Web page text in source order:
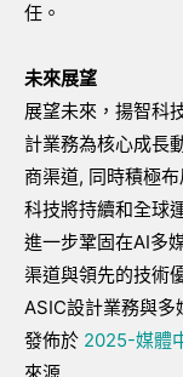
任。
未來展望
展望未來，揚智科
計業務為核心成長
商渠道, 同時積極
科技將持續和全球
進一步鞏固在AI多
渠道與領先的技術
ASIC設計業務與多
發佈於 2025-媒體